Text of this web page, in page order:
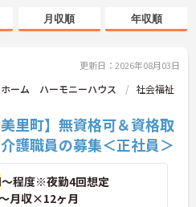
月収順 年収順
更新日：2026年08月03日
ーム ハーモニーハウス
社会福祉
里町】無資格可＆資格取
護職員の募集＜正社員＞
～程度※夜勤4回想定
月収×12ヶ月